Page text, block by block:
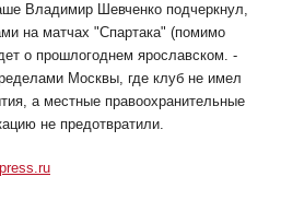
Владимир Шевченко подчеркнул,
на матчах "Спартака" (помимо
о прошлогоднем ярославском. -
Москвы, где клуб не имел
а местные правоохранительные
не предотвратили.